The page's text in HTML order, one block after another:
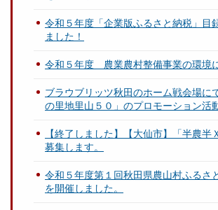
令和５年度「企業版ふるさと納税」目
ました！
令和５年度 農業農村整備事業の環境
ブラウブリッツ秋田のホーム戦会場に
の里地里山５０」のプロモーション活
【終了しました】【大仙市】「半農半
募集します。
令和５年度第１回秋田県農山村ふるさ
を開催しました。